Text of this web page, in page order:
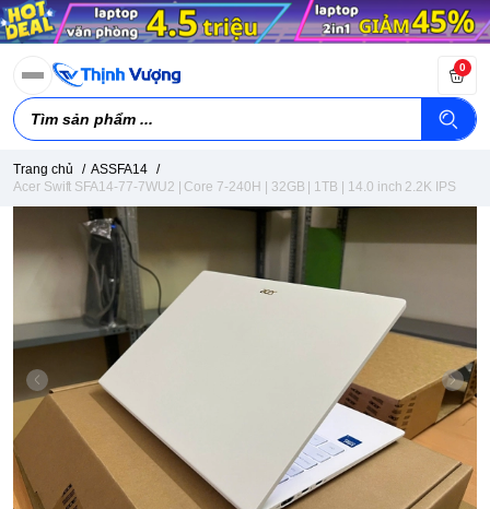
0
Trang chủ / ASSFA14 /
Acer Swift SFA14-77-7WU2 | Core 7-240H | 32GB | 1TB | 14.0 inch 2.2K IPS